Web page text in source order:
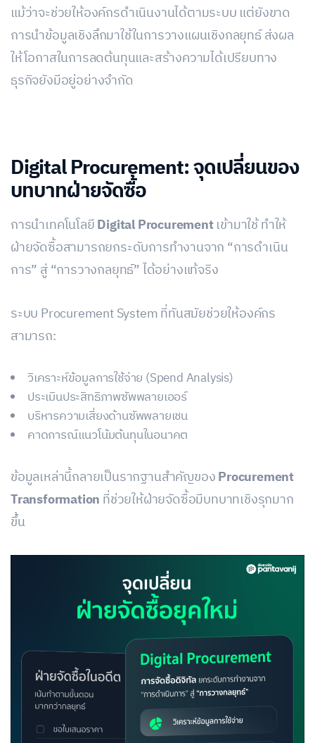
แม้ว่าจะช่วยให้องค์กรดำเนินงานได้ตามระบบ แต่ยังขาด
การนำข้อมูลเชิงลึกมาใช้ในการวางแผนเชิงกลยุทธ์ ส่งผล
ให้โอกาสในการลดต้นทุนและสร้างความได้เปรียบทาง
ธุรกิจยังมีอยู่อย่างจำกัด
Digital Procurement:จุดเปลี่ยนของ
บทบาทฝ่ายจัดซื้อ
การนำเทคโนโลยีDigital Procurementเข้ามาใช้ ทำให้
ฝ่ายจัดซื้อสามารถยกระดับการทำงานจาก “การดำเนิน
การ” สู่ “การวางกลยุทธ์” ได้อย่างแท้จริง
ระบบ Procurement System ที่ทันสมัยช่วยให้องค์กร
สามารถ:
วิเคราะห์ข้อมูลการใช้จ่าย (Spend Analysis)
ประเมินประสิทธิภาพซัพพลายเออร์
บริหารความเสี่ยงด้านซัพพลายเชน
คาดการณ์แนวโน้มต้นทุนในอนาคต
ข้อมูลเหล่านี้กลายเป็นรากฐานสำคัญของProcurement
Transformation ที่ช่วยให้ฝ่ายจัดซื้อมีบทบาทเชิงรุกมาก
ขึ้น